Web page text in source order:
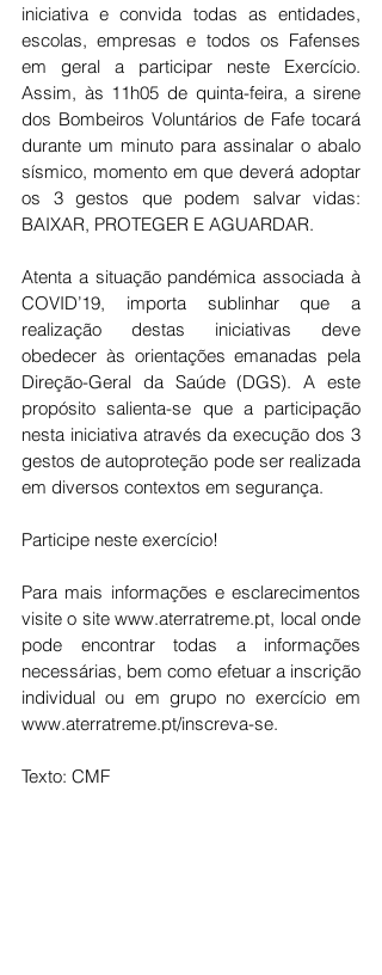
iniciativa e convida todas as entidades,
escolas, empresas e todos os Fafenses
em geral a participar neste Exercício.
Assim, às 11h05 de quinta-feira, a sirene
dos Bombeiros Voluntários de Fafe tocará
durante um minuto para assinalar o abalo
sísmico, momento em que deverá adoptar
os 3 gestos que podem salvar vidas:
BAIXAR, PROTEGER E AGUARDAR.
Atenta a situação pandémica associada à
COVID’19, importa sublinhar que a
realização destas iniciativas deve
obedecer às orientações emanadas pela
Direção-Geral da Saúde (DGS). A este
propósito salienta-se que a participação
nesta iniciativa através da execução dos 3
gestos de autoproteção pode ser realizada
em diversos contextos em segurança.
Participe neste exercício!
Para mais informações e esclarecimentos
visite o site www.aterratreme.pt, local onde
pode encontrar todas a informações
necessárias, bem como efetuar a inscrição
www.aterratreme.pt/inscreva-se.
Texto: CMF